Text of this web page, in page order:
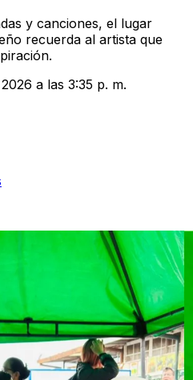
y canciones, el lugar
recuerda al artista que
a las 3:35 p. m.